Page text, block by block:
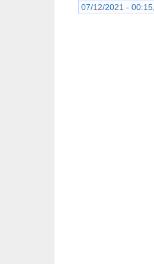
07/12/2021 - 00:15